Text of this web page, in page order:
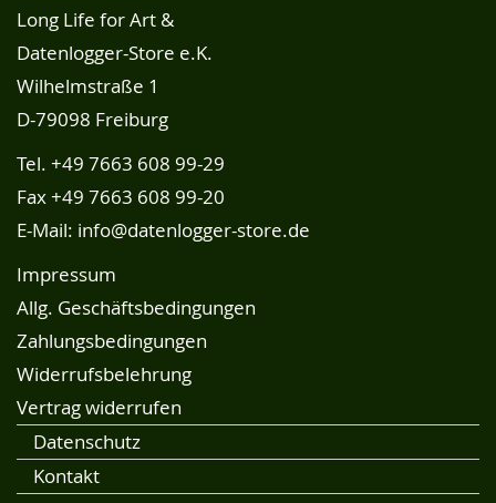
Long Life for Art &
Datenlogger-Store e.K.
Wilhelmstraße 1
D-79098 Freiburg
Tel. +49 7663 608 99-29
Fax +49 7663 608 99-20
E-Mail: info@datenlogger-store.de
Impressum
Allg. Geschäftsbedingungen
Zahlungsbedingungen
Widerrufsbelehrung
Vertrag widerrufen
Datenschutz
Kontakt